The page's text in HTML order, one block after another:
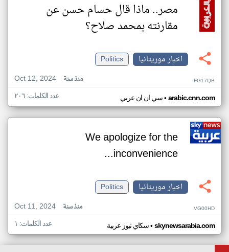
مصر.. ماذا قال حسام حسن عن
مقارنته بمحمد صلاح؟
اخبار موريتانيا
Politics
Oct 12, 2024
منذ سنة FG17QB
سي ان ان عربي• arabic.cnn.com عدد الكلمات: ٢٠٦
We apologize for the
inconvenience...
اخبار موريتانيا
Politics
Oct 11, 2024
منذ سنة VG00HD
سكاي نيوز عربية• skynewsarabia.com عدد الكلمات: ١